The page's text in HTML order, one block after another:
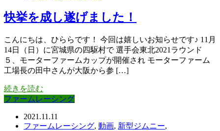
快挙を成し遂げました！
こんにちは、ひららです！ 今回は嬉しいお知らせです♪ 11月
14日（日）に宮城県の四駆村で 選手会東北2021ラウンド
５、モーターファームカップが開催され モーターファーム
工場長の田中さんが大阪から参 […]
続きを読む
ファームレーシング
2021.11.11
ファームレーシング, 動画, 新型ジムニー,